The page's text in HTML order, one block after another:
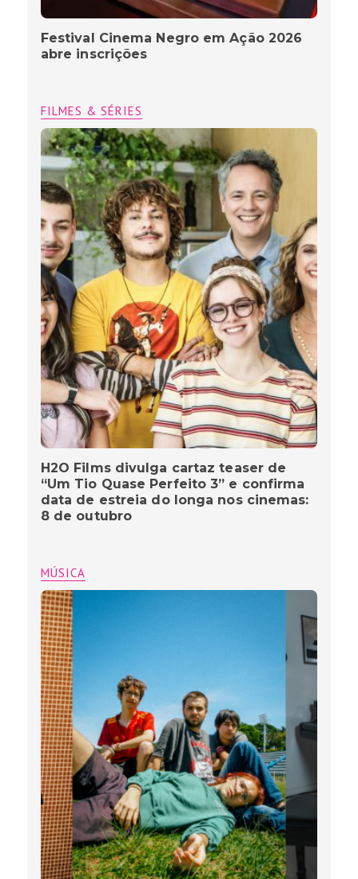
Festival Cinema Negro em Ação 2026
abre inscrições
FILMES & SÉRIES
H2O Films divulga cartaz teaser de
“Um Tio Quase Perfeito 3” e confirma
data de estreia do longa nos cinemas:
8 de outubro
MÚSICA